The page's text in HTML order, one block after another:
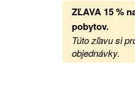
ZĽAVA 15 %
pobytov.
Túto zľavu si
objednávky.